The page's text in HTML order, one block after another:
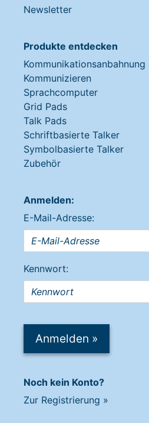
Newsletter
Produkte entdecken
Kommunikationsanbahnung
Kommunizieren
Sprachcomputer
Grid Pads
Talk Pads
Schriftbasierte Talker
Symbolbasierte Talker
Zubehör
Anmelden:
E-Mail-Adresse:
Kennwort:
Anmelden »
Noch kein Konto?
Zur Registrierung »